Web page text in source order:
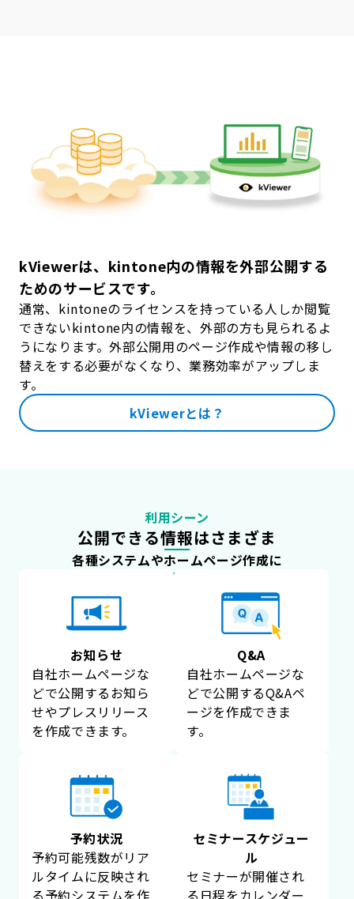
kViewerは、kintone内の情報を外部公開する
ためのサービスです。
通常、kintoneのライセンスを持っている人しか閲覧
できないkintone内の情報を、外部の方も見られるよ
うになります。外部公開用のページ作成や情報の移し
替えをする必要がなくなり、業務効率がアップしま
す。
kViewerとは？
利用シーン
公開できる情報はさまざま
各種システムやホームページ作成に
お知らせ
自社ホームページな
どで公開するお知ら
せやプレスリリース
を作成できます。
Q&A
自社ホームページな
どで公開するQ&Aペ
ージを作成できま
す。
予約状況
予約可能残数がリア
ルタイムに反映され
セミナースケジュー
ル
セミナーが開催され